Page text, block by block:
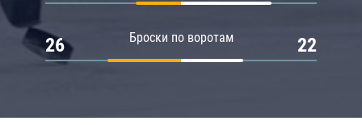
Броски по воротам
26 22